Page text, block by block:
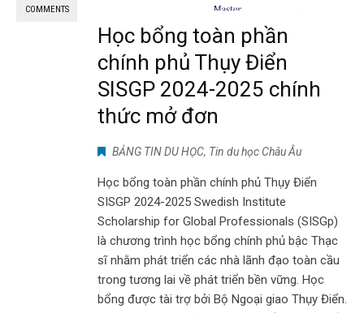
COMMENTS
Học bổng toàn phần
chính phủ Thụy Điển
SISGP 2024-2025 chính
thức mở đơn
BẢNG TIN DU HỌC, Tin du học Châu Âu
Học bổng toàn phần chính phủ Thụy Điển
SISGP 2024-2025 Swedish Institute
Scholarship for Global Professionals (SISGp)
là chương trình học bổng chính phủ bậc Thạc
sĩ nhằm phát triển các nhà lãnh đạo toàn cầu
trong tương lai về phát triển bền vững. Học
bổng được tài trợ bởi Bộ Ngoại giao Thụy Điển.